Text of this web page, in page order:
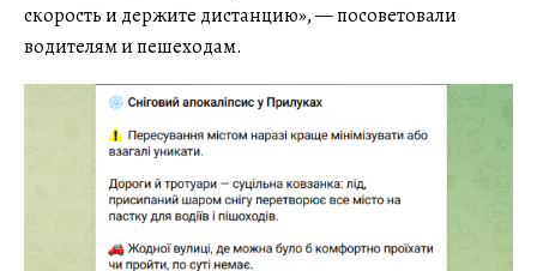
скорость и держите дистанцию», — посоветовали
водителям и пешеходам.